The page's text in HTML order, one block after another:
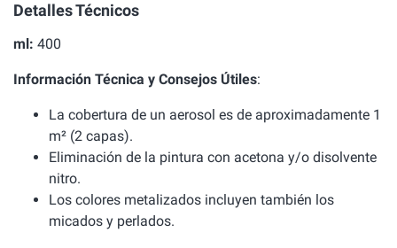
Detalles Técnicos
ml: 400
Información Técnica y Consejos Útiles:
La cobertura de un aerosol es de aproximadamente 1
m² (2 capas).
Eliminación de la pintura con acetona y/o disolvente
nitro.
Los colores metalizados incluyen también los
micados y perlados.